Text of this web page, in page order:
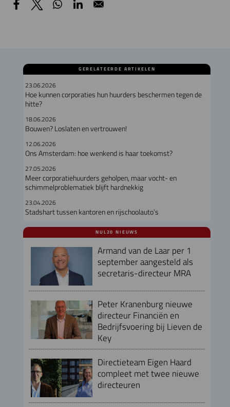
GERELATEERDE ARTIKELEN
23.06.2026
Hoe kunnen corporaties hun huurders beschermen tegen de
hitte?
18.06.2026
Bouwen? Loslaten en vertrouwen!
12.06.2026
Ons Amsterdam: hoe wenkend is haar toekomst?
27.05.2026
Meer corporatiehuurders geholpen, maar vocht- en
schimmelproblematiek blijft hardnekkig
23.04.2026
Stadshart tussen kantoren en rijschoolauto’s
NUL20 NIEUWS
Armand van de Laar per 1
september aangesteld als
secretaris-directeur MRA
Peter Kranenburg nieuwe
directeur Financiën en
Bedrijfsvoering bij Lieven de
Key
Directieteam Eigen Haard
compleet met twee nieuwe
directeuren